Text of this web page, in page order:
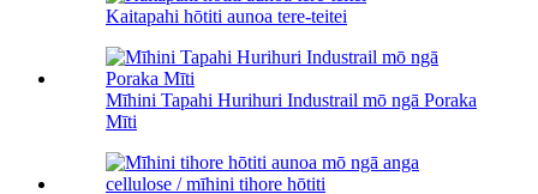
Kaitapahi hōtiti aunoa tere-teitei
Mīhini Tapahi Hurihuri Industrail mō ngā Poraka
Mīti